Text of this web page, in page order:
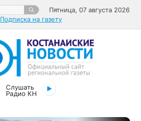
Пятница, 07 августа 2026
Подписка на газету
Слушать
Радио КН